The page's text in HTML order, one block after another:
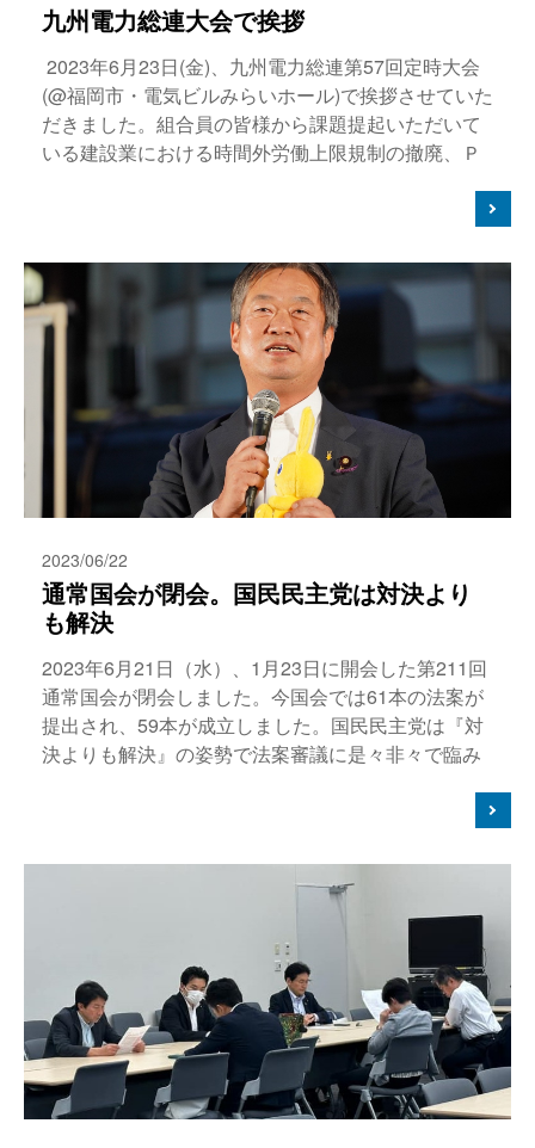
九州電力総連大会で挨拶
2023年6月23日(金)、九州電力総連第57回定時大会
(@福岡市・電気ビルみらいホール)で挨拶させていた
だきました。組合員の皆様から課題提起いただいて
いる建設業における時間外労働上限規制の撤廃、Ｐ
2023/06/22
通常国会が閉会。国民民主党は対決より
も解決
2023年6月21日（水）、1月23日に開会した第211回
通常国会が閉会しました。今国会では61本の法案が
提出され、59本が成立しました。国民民主党は『対
決よりも解決』の姿勢で法案審議に是々非々で臨み